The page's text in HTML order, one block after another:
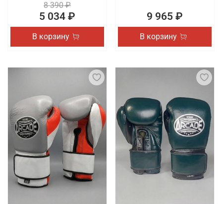
8 390 ₽
5 034 ₽
В корзину
9 965 ₽
В корзину